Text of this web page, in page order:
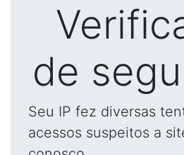
de
Seu IP fez diversas
acessos suspeitos a